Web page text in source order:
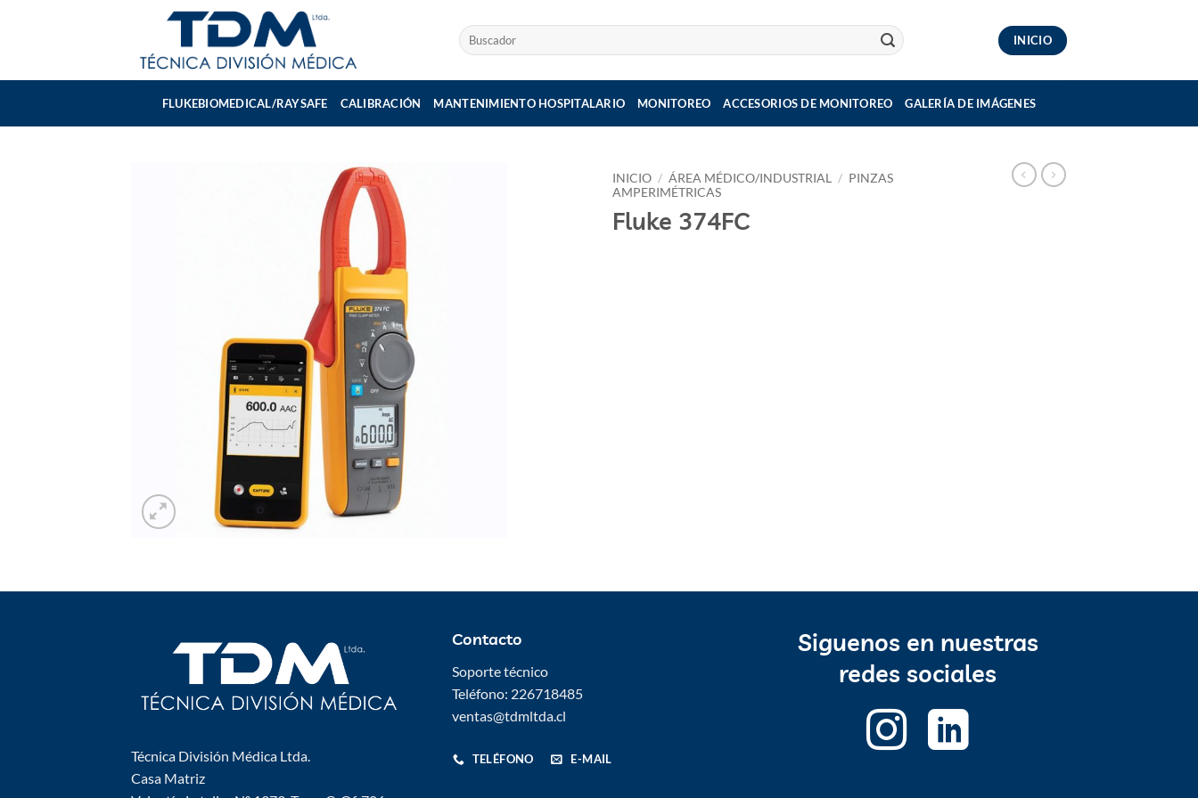
Buscar
por:
INICIO
FLUKEBIOMEDICAL/RAYSAFE CALIBRACIÓN MANTENIMIENTO HOSPITALARIO MONITOREO ACCESORIOS DE MONITOREO GALERÍA DE IMÁGENES
INICIO / ÁREA MÉDICO/INDUSTRIAL / PINZAS
AMPERIMÉTRICAS
Fluke 374FC
Técnica División Médica Ltda.
Casa Matriz
Contacto
Soporte técnico
Teléfono: 226718485
ventas@tdmltda.cl
TELÉFONO E-MAIL
Siguenos en nuestras
redes sociales